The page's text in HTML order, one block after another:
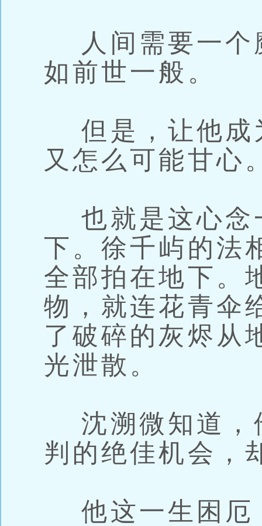
人间需要一个
如前世一般。
但是，让他成
又怎么可能甘心
也就是这心念
下。徐千屿的法
全部拍在地下。
物，就连花青伞
了破碎的灰烬从
光泄散。
沈溯微知道，
判的绝佳机会，
他这一生困厄